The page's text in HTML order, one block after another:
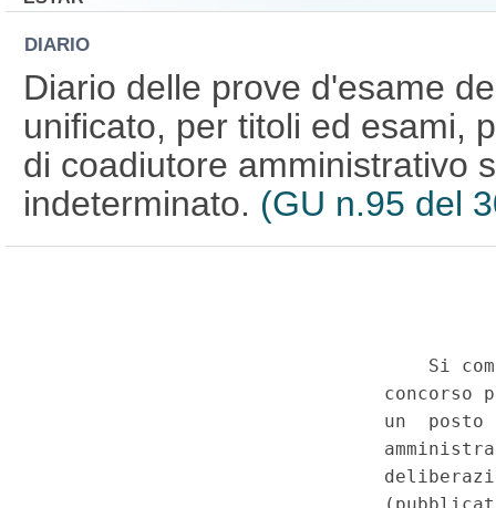
DIARIO
Diario delle prove d'esame
unificato, per titoli ed esami,
di coadiutore amministrativo
indeterminato. (GU n.95 del